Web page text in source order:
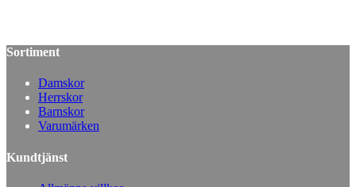
Sortiment
Damskor
Herrskor
Barnskor
Varumärken
Kundtjänst